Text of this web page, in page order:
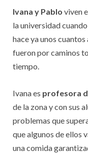
Ivana y Pablo viven
la universidad
hace ya unos
fueron por caminos
tiempo.
Ivana es profesora
de la zona y con sus
problemas que
que algunos de ellos
una comida